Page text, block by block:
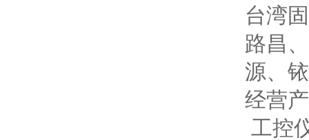
台湾
路昌
源、
经营
工控